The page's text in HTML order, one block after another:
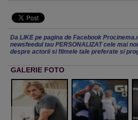
Da LIKE pe pagina de Facebook
newsfeedul tau PERSONALIZAT cele mai
despre actorii si filmele tale preferate si
GALERIE FOTO